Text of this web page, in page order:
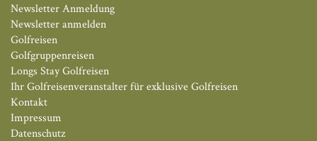
Newsletter Anmeldung
Newsletter anmelden
Golfreisen
Golfgruppenreisen
Longs Stay Golfreisen
Ihr Golfreisenveranstalter für exklusive Golfreisen
Kontakt
Impressum
Datenschutz